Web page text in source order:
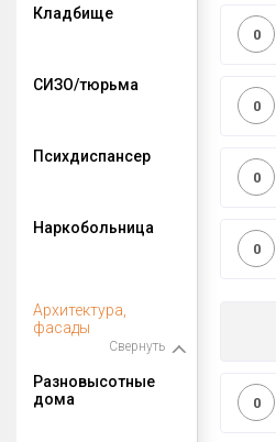
Кладбище
0
СИЗО/тюрьма
0
Психдиспансер
0
Наркобольница
0
Архитектура,
фасады
Свернуть
Разновысотные
дома
0